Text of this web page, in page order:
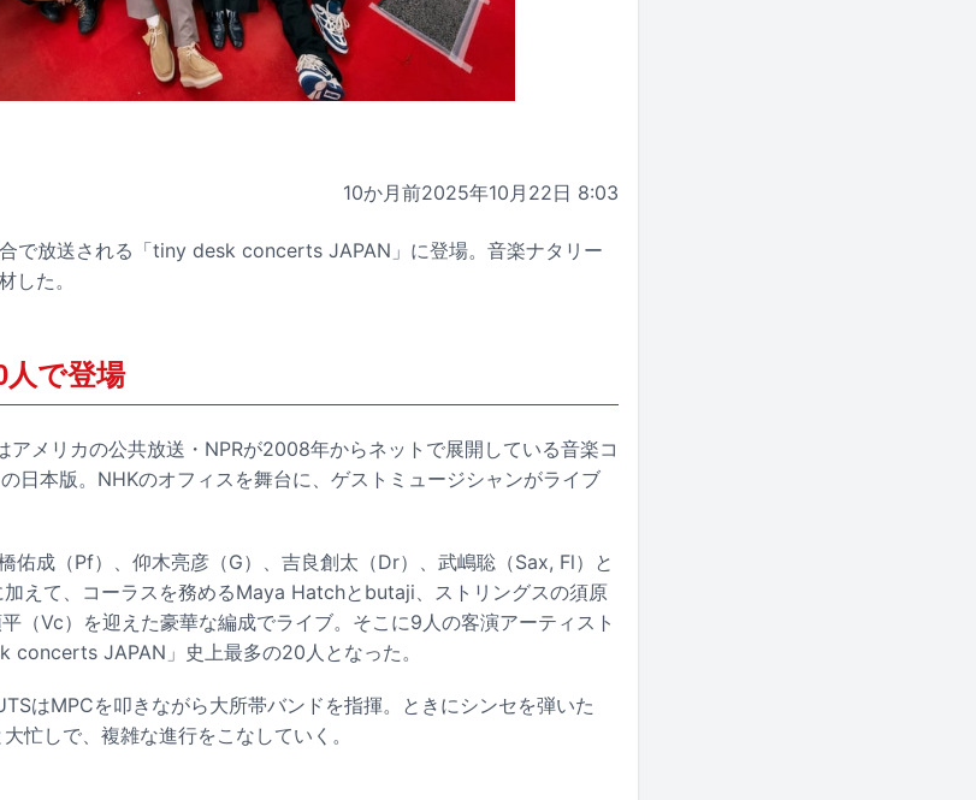
10か月前2025年10月22日 8:03
で放送される「tiny desk concerts JAPAN」に登場。音楽ナタリー
した。
人で登場
メリカの公共放送・NPRが2008年からネットで展開している音楽コ
日本版。NHKのオフィスを舞台に、ゲストミュージシャンがライブ
佑成（Pf）、仰木亮彦（G）、吉良創太（Dr）、武嶋聡（Sax, Fl）と
えて、コーラスを務めるMaya Hatchとbutaji、ストリングスの須原
（Vc）を迎えた豪華な編成でライブ。そこに9人の客演アーティスト
concerts JAPAN」史上最多の20人となった。
はMPCを叩きながら大所帯バンドを指揮。ときにシンセを弾いた
忙しで、複雑な進行をこなしていく。